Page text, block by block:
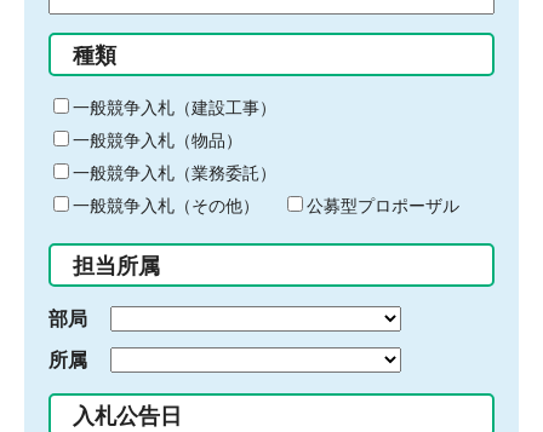
る
キ
ー
ワ
ー
ド
入
力
種類
一般競争入札（建設工事）
一般競争入札（物品）
一般競争入札（業務委託）
一般競争入札（その他）
公募型プロポーザル
担当所属
部局
所属
入札公告日